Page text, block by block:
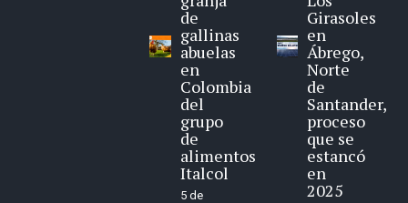
de
gallinas
abuelas
en
Colombia
del
grupo
de
alimentos
Italcol
5 de
Girasoles
en
Ábrego,
Norte
de
Santander,
proceso
que se
estancó
en
2025